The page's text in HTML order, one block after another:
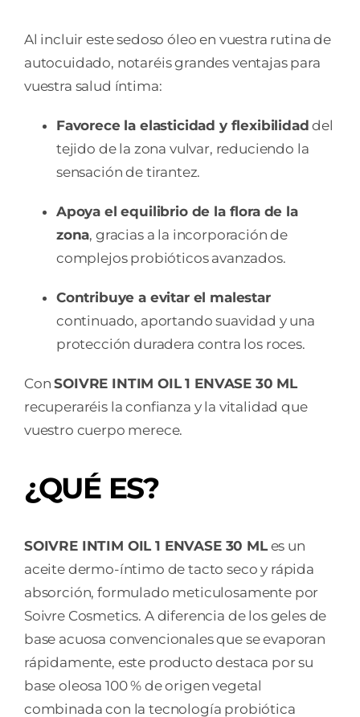
Al incluir este sedoso óleo en vuestra rutina de
autocuidado, notaréis grandes ventajas para
vuestra salud íntima:
Favorece la elasticidad y flexibilidad del
tejido de la zona vulvar, reduciendo la
sensación de tirantez.
Apoya el equilibrio de la flora de la
zona, gracias a la incorporación de
complejos probióticos avanzados.
Contribuye a evitar el malestar
continuado, aportando suavidad y una
protección duradera contra los roces.
ConSOIVRE INTIM OIL 1 ENVASE 30 ML
recuperaréis la confianza y la vitalidad que
vuestro cuerpo merece.
¿QUÉ ES?
SOIVRE INTIM OIL 1 ENVASE 30 MLes un
aceite dermo-íntimo de tacto seco y rápida
absorción, formulado meticulosamente por
Soivre Cosmetics. A diferencia de los geles de
base acuosa convencionales que se evaporan
rápidamente, este producto destaca por su
base oleosa 100 % de origen vegetal
combinada con la tecnología probiótica